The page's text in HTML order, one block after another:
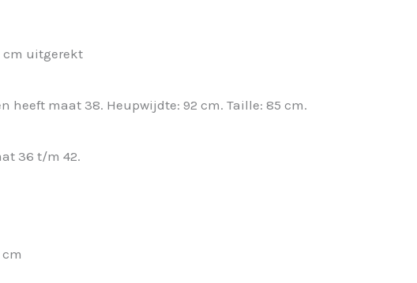
cm uitgerekt
heeft maat 38. Heupwijdte: 92 cm. Taille: 85 cm.
36 t/m 42.